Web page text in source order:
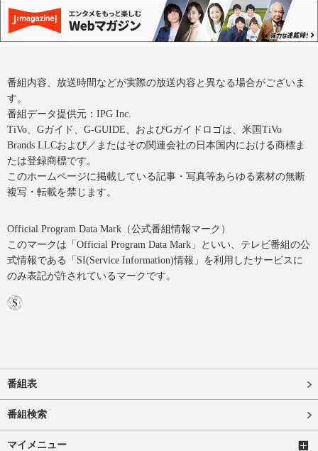
番組内容、放送時間などが実際の放送内容と異なる場合がございま
す。
番組データ提供元：IPG Inc.
TiVo、Gガイド、G-GUIDE、およびGガイドロゴは、米国TiVo
Brands LLCおよび／またはその関連会社の日本国内における商標ま
たは登録商標です。
このホームページに掲載している記事・写真等あらゆる素材の無断
複写・転載を禁じます。
Official Program Data Mark（公式番組情報マーク）
このマークは「Official Program Data Mark」といい、テレビ番組の公
式情報である「SI(Service Information)情報」を利用したサービスに
のみ表記が許されているマークです。
番組表
番組検索
マイメニュー